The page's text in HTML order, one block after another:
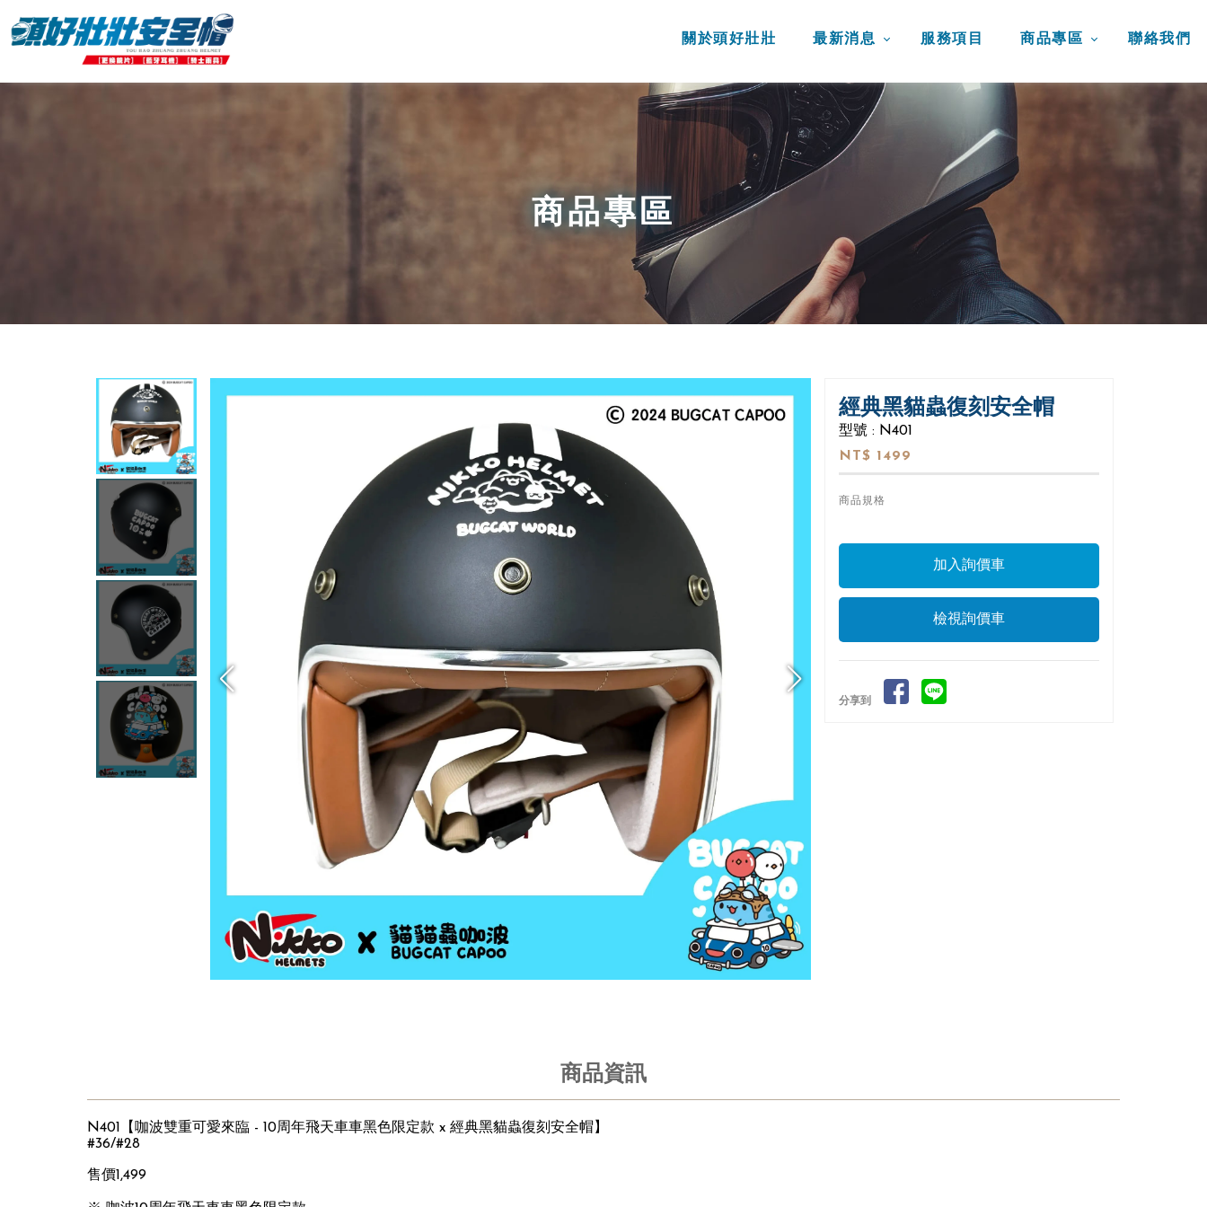
關於頭好壯壯 最新消息 服務項目 商品專區 聯絡我們
商品專區
經典黑貓蟲復刻安全帽
型號 : N401
NT$ 1499
商品規格
檢視詢價車
分享到
商品資訊
N401【咖波雙重可愛來臨 - 10周年飛天車車黑色限定款 x 經典黑貓蟲復刻安全帽】
#36/#28
售價1,499